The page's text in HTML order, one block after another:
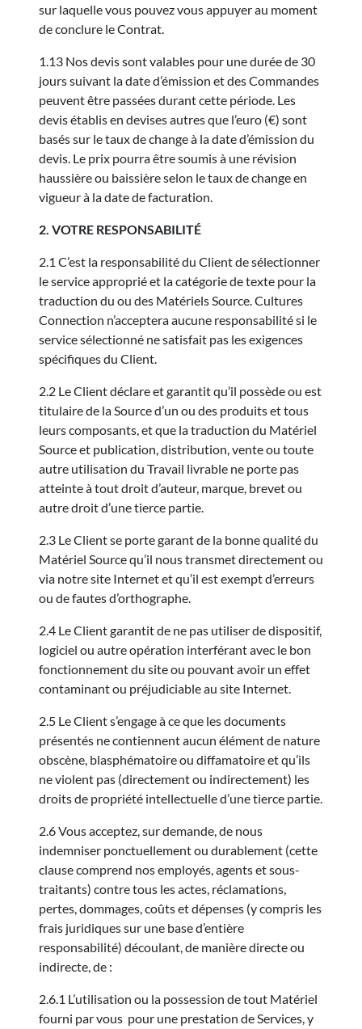
sur laquelle vous pouvez vous appuyer au moment
de conclure le Contrat.
1.13 Nos devis sont valables pour une durée de 30
jours suivant la date d’émission et des Commandes
peuvent être passées durant cette période. Les
devis établis en devises autres que l’euro (€) sont
basés sur le taux de change à la date d’émission du
devis. Le prix pourra être soumis à une révision
haussière ou baissière selon le taux de change en
vigueur à la date de facturation.
2. VOTRE RESPONSABILITÉ
2.1 C’est la responsabilité du Client de sélectionner
le service approprié et la catégorie de texte pour la
traduction du ou des Matériels Source. Cultures
Connection n’acceptera aucune responsabilité si le
service sélectionné ne satisfait pas les exigences
spécifiques du Client.
2.2 Le Client déclare et garantit qu’il possède ou est
titulaire de la Source d’un ou des produits et tous
leurs composants, et que la traduction du Matériel
Source et publication, distribution, vente ou toute
autre utilisation du Travail livrable ne porte pas
atteinte à tout droit d’auteur, marque, brevet ou
autre droit d’une tierce partie.
2.3 Le Client se porte garant de la bonne qualité du
Matériel Source qu’il nous transmet directement ou
via notre site Internet et qu’il est exempt d’erreurs
ou de fautes d’orthographe.
2.4 Le Client garantit de ne pas utiliser de dispositif,
logiciel ou autre opération interférant avec le bon
fonctionnement du site ou pouvant avoir un effet
contaminant ou préjudiciable au site Internet.
2.5 Le Client s’engage à ce que les documents
présentés ne contiennent aucun élément de nature
obscène, blasphématoire ou diffamatoire et qu’ils
ne violent pas (directement ou indirectement) les
droits de propriété intellectuelle d’une tierce partie.
2.6 Vous acceptez, sur demande, de nous
indemniser ponctuellement ou durablement (cette
clause comprend nos employés, agents et sous-
traitants) contre tous les actes, réclamations,
pertes, dommages, coûts et dépenses (y compris les
frais juridiques sur une base d’entière
responsabilité) découlant, de manière directe ou
indirecte, de :
2.6.1 L’utilisation ou la possession de tout Matériel
fourni par vous pour une prestation de Services, y